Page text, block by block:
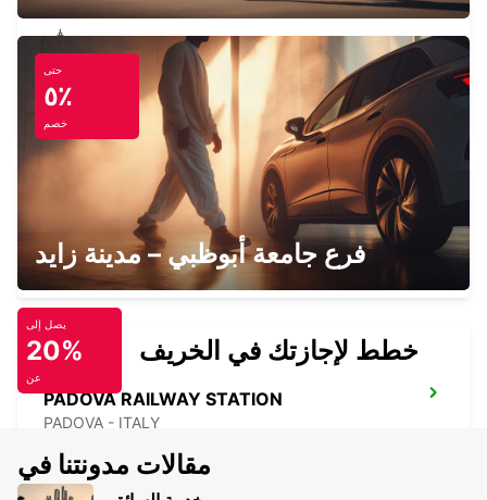
TRENTO
TRENTO - ITALY
PARMA
PARMA - ITALY
PADOVA RAILWAY STATION
PADOVA - ITALY
حتى
٥٪
خصم
فرع جامعة أبوظبي – مدينة زايد
يصل إلى
20%
عن
خطط لإجازتك في الخريف
مقالات مدونتنا في